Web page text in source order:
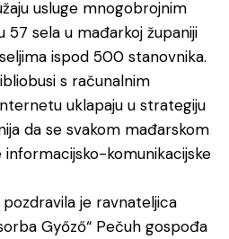
usluge mnogobrojnim
57 sela u mađarkoj županiji
ispod 500 stanovnika.
s računalnim
uklapaju u strategiju
da se svakom mađarskom
informacijsko-komunikacijske
je ravnateljica
Győző“ Pečuh gospođa